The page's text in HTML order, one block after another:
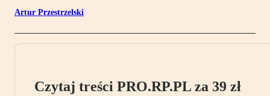
Artur Przestrzelski
Czytaj treści PRO.RP.PL za 39 zł